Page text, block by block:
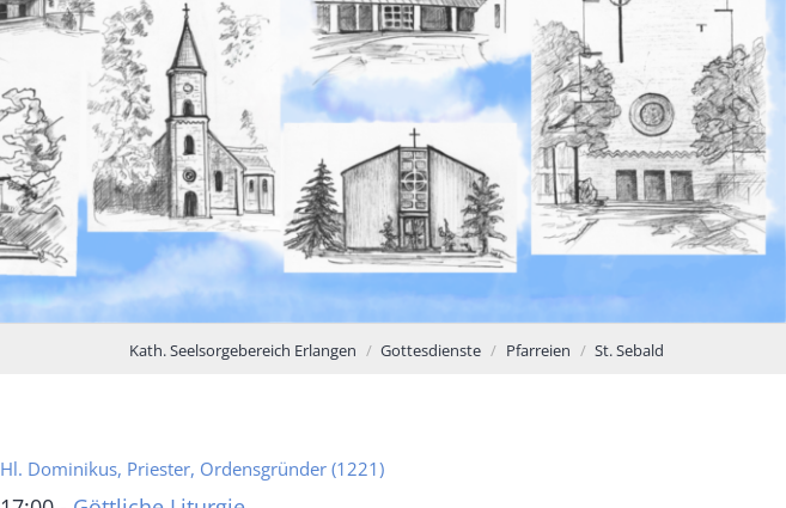
Kath. Seelsorgebereich Erlangen Gottesdienste Pfarreien St. Sebald
Hl. Dominikus, Priester, Ordensgründer (1221)